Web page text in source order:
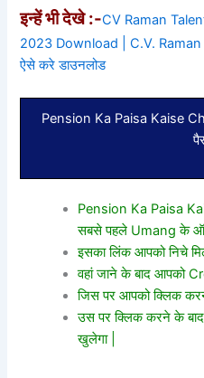
इन्हें भी देखे :-CV Raman
2023 Download | C.V. Raman
ऐसे करे डाउनलोड
Pension Ka Paisa Kaise
Pension Ka Paisa
सबसे पहले Umang के
इसका लिंक आपको निचे
वहां जाने के बाद आपको
जिस पर आपको क्लिक करना
उस पर क्लिक करने के
खुलेगा |